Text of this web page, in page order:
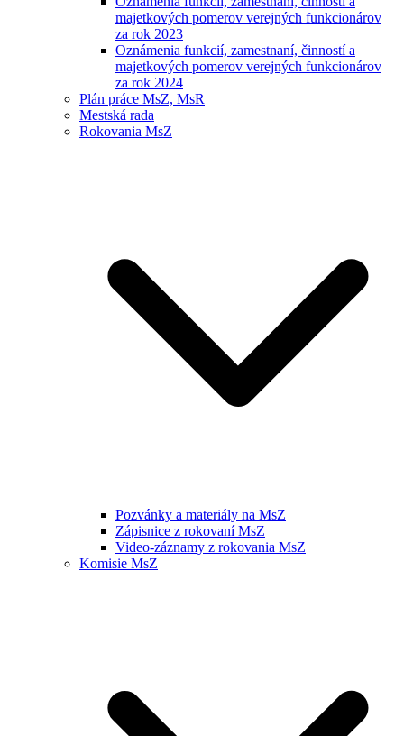
majetkových pomerov verejných funkcionárov
za rok 2023
Oznámenia funkcií, zamestnaní, činností a
majetkových pomerov verejných funkcionárov
za rok 2024
Plán práce MsZ, MsR
Mestská rada
Rokovania MsZ
Pozvánky a materiály na MsZ
Zápisnice z rokovaní MsZ
Video-záznamy z rokovania MsZ
Komisie MsZ